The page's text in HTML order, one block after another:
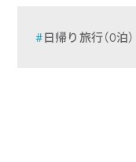
日帰り旅行（0泊）